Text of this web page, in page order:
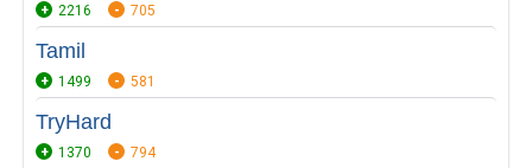
2216 705
Tamil
1499 581
TryHard
1370 794